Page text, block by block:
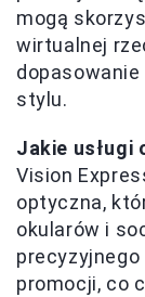
mogą
wirtualnej
stylu.
Jakie usługi
Vision
optyczna,
okularów i
promocji, co